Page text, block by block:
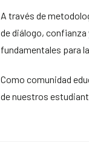
A través de
de diálogo,
fundamentales para
Como comunidad
de nuestros